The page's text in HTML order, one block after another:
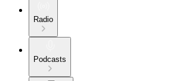
Radio
Podcasts